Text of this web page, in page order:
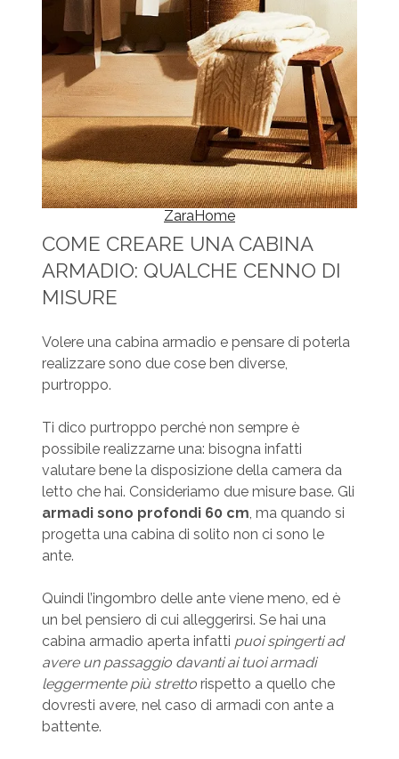
ZaraHome
COME CREARE UNA CABINA
ARMADIO: QUALCHE CENNO DI
MISURE
Volere una cabina armadio e pensare di poterla
realizzare sono due cose ben diverse,
purtroppo.
Ti dico purtroppo perché non sempre è
possibile realizzarne una: bisogna infatti
valutare bene la disposizione della camera da
letto che hai. Consideriamo due misure base. Gli
armadi sono profondi 60 cm, ma quando si
progetta una cabina di solito non ci sono le
ante.
Quindi l’ingombro delle ante viene meno, ed è
un bel pensiero di cui alleggerirsi. Se hai una
cabina armadio aperta infatti puoi spingerti ad
avere un passaggio davanti ai tuoi armadi
leggermente più strettorispetto a quello che
dovresti avere, nel caso di armadi con ante a
battente.